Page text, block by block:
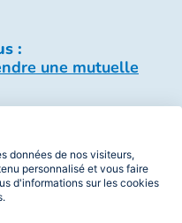
:
une mutuelle
une famille
données de nos visiteurs,
personnalisé et vous faire
d'informations sur les cookies